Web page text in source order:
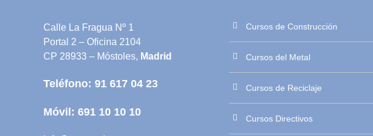
Calle La Fragua Nº 1
Portal 2 – Oficina 2104
CP 28933 – Móstoles, Madrid
Teléfono: 91 617 04 23
Móvil: 691 10 10 10
Cursos de Construcción
Cursos del Metal
Cursos de Reciclaje
Cursos Directivos